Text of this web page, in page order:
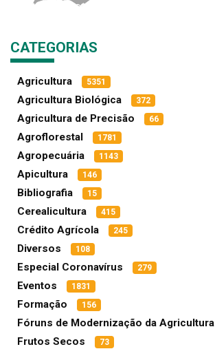
CATEGORIAS
Agricultura 5351
Agricultura Biológica 372
Agricultura de Precisão 66
Agroflorestal 1781
Agropecuária 1143
Apicultura 146
Bibliografia 15
Cerealicultura 415
Crédito Agrícola 245
Diversos 108
Especial Coronavírus 279
Eventos 1831
Formação 156
Fóruns de Modernização da Agricultura
Frutos Secos 73